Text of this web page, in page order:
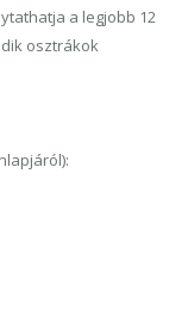
a legjobb 12
osztrákok